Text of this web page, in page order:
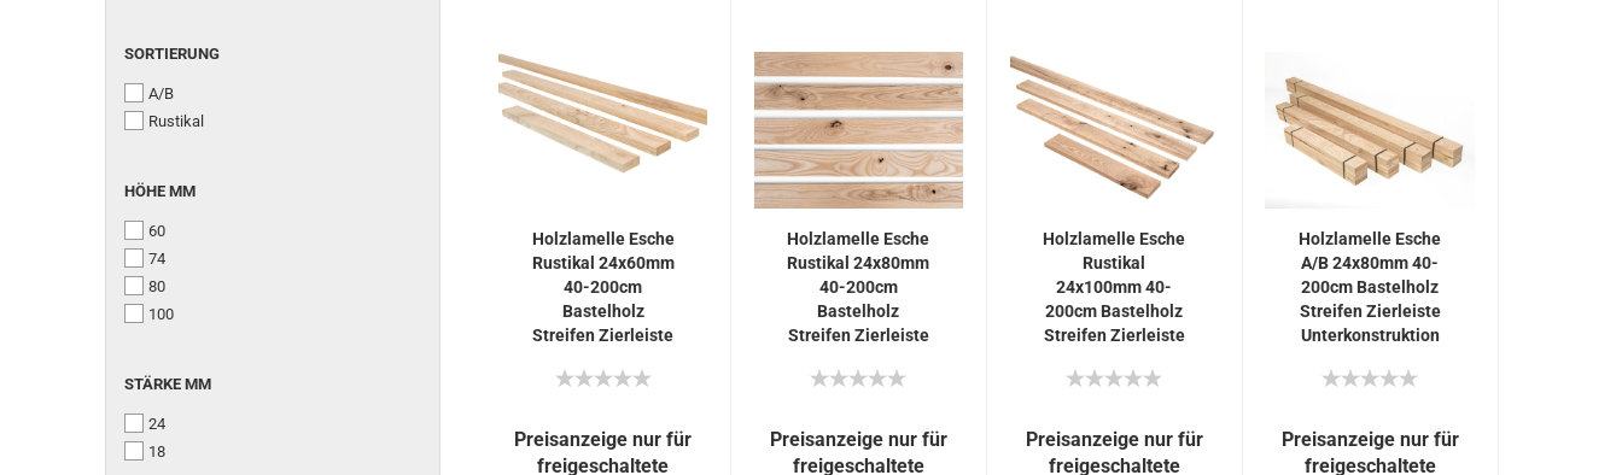
Holzlamelle Esche
Rustikal 24x60mm
40-200cm
Bastelholz
Streifen Zierleiste
Preisanzeige nur für
freigeschaltete
Holzlamelle Esche
Rustikal 24x80mm
40-200cm
Bastelholz
Streifen Zierleiste
Preisanzeige nur für
freigeschaltete
Holzlamelle Esche
Rustikal
24x100mm 40-
200cm Bastelholz
Streifen Zierleiste
Preisanzeige nur für
freigeschaltete
Holzlamelle Esche
A/B 24x80mm 40-
200cm Bastelholz
Streifen Zierleiste
Unterkonstruktion
Preisanzeige nur für
freigeschaltete
SORTIERUNG
A/B
Rustikal
HÖHE MM
60
74
80
100
STÄRKE MM
24
18